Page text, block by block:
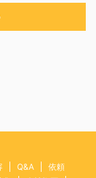
Q&A
依頼